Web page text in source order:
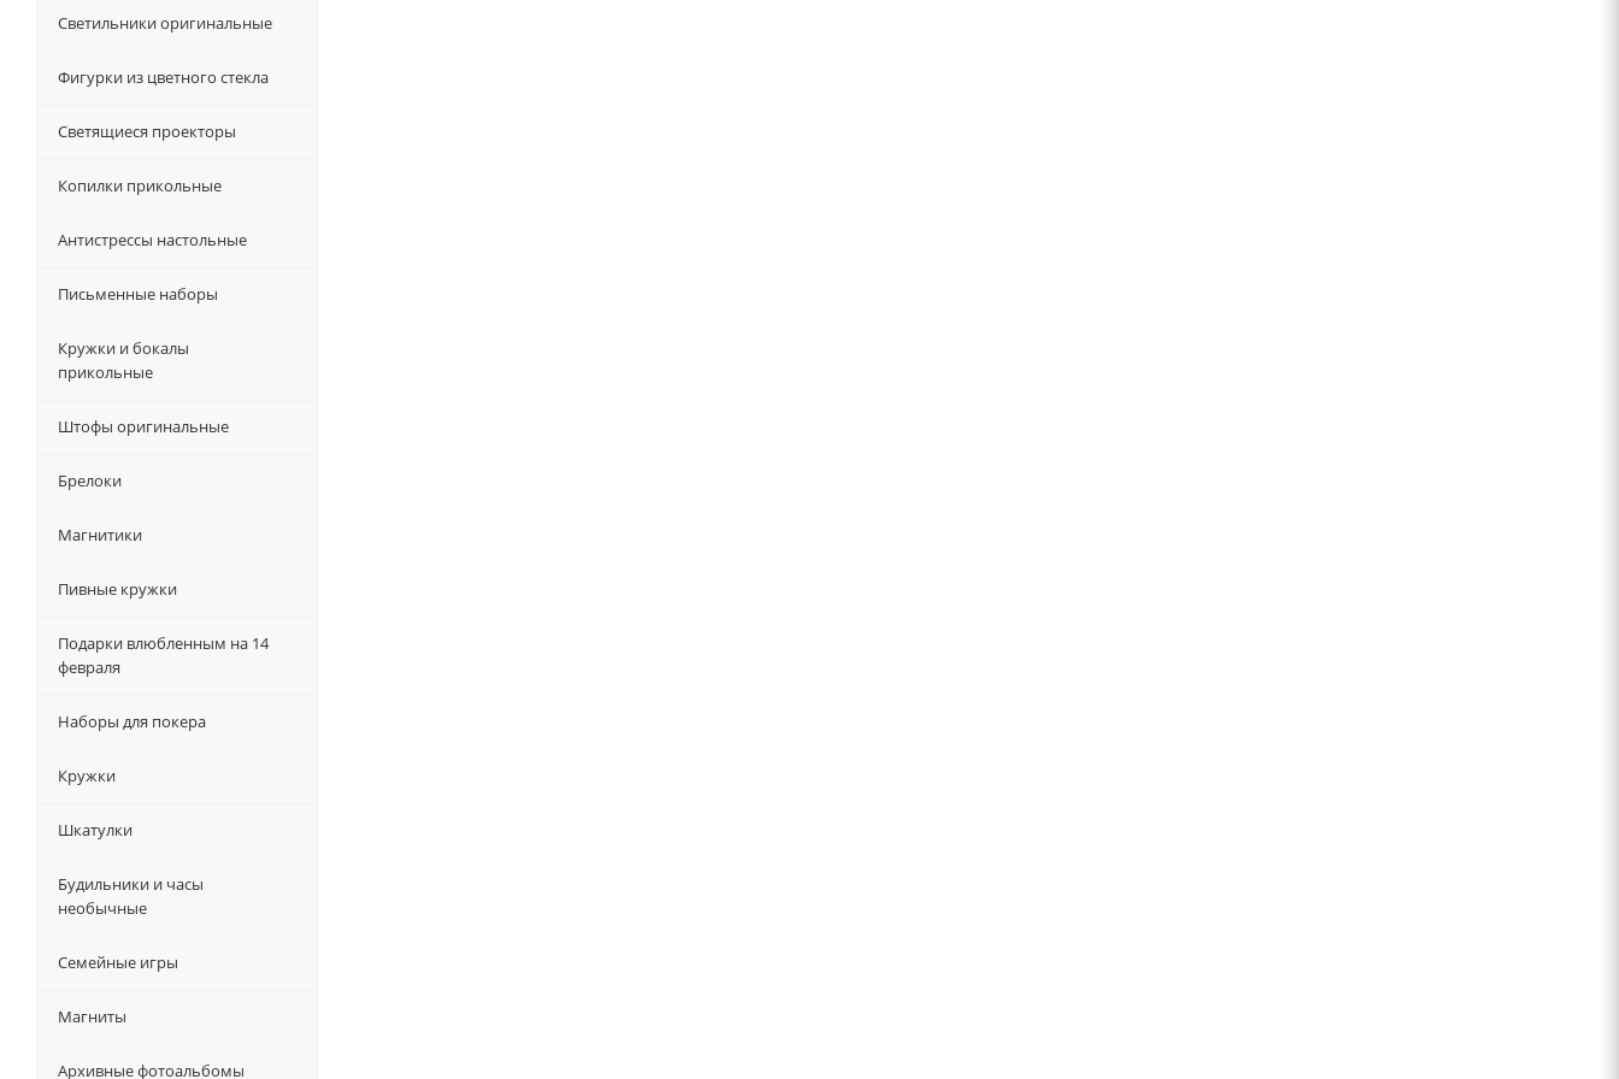
Светильники оригинальные
Фигурки из цветного стекла
Светящиеся проекторы
Копилки прикольные
Антистрессы настольные
Письменные наборы
Кружки и бокалы
прикольные
Штофы оригинальные
Брелоки
Магнитики
Пивные кружки
Подарки влюбленным на 14
февраля
Наборы для покера
Кружки
Шкатулки
Будильники и часы
необычные
Семейные игры
Магниты
Архивные фотоальбомы